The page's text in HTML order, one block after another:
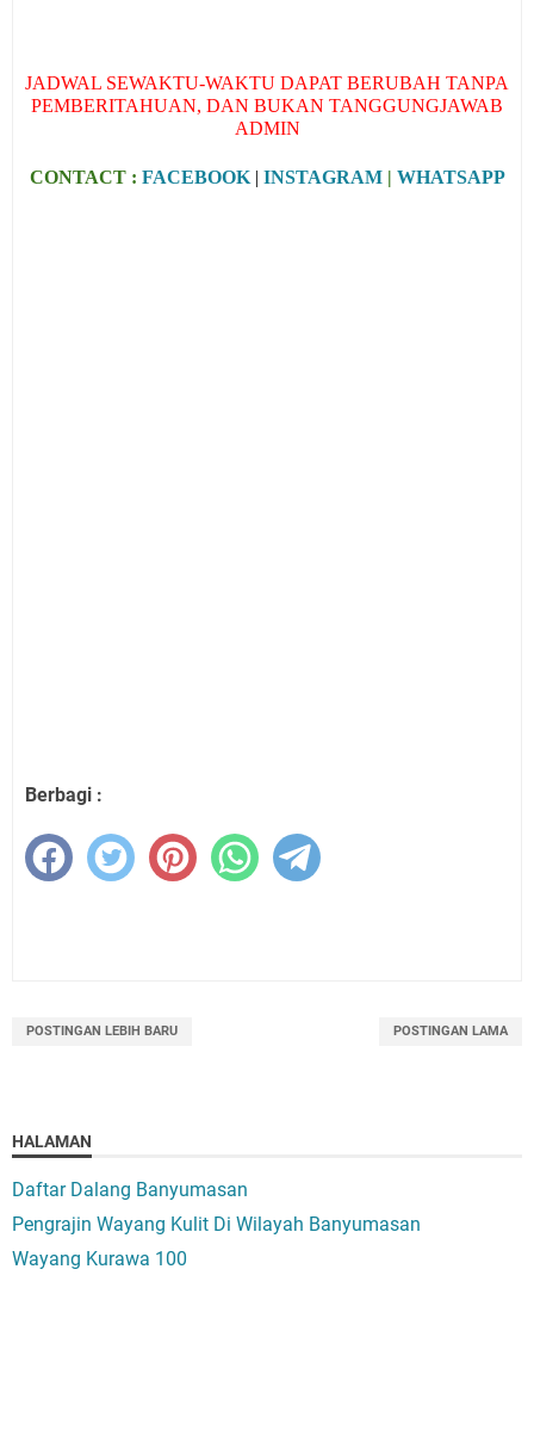
JADWAL SEWAKTU-WAKTU DAPAT BERUBAH TANPA
PEMBERITAHUAN, DAN BUKAN TANGGUNGJAWAB
ADMIN
CONTACT : FACEBOOK| INSTAGRAM| WHATSAPP
Berbagi :
POSTINGAN LEBIH BARU POSTINGAN LAMA
HALAMAN
Daftar Dalang Banyumasan
Pengrajin Wayang Kulit Di Wilayah Banyumasan
Wayang Kurawa 100